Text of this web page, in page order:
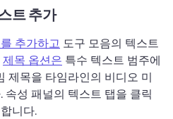
트 추가
추가하고 도구 모음의 텍스트
제목 옵션은 특수 텍스트 범주에
제목을 타임라인의 비디오 미
속성 패널의 텍스트 탭을 클릭
니다.